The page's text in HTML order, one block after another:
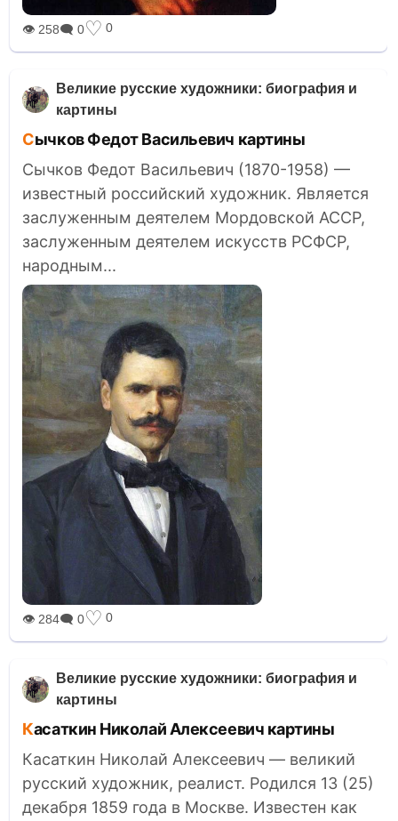
👁 258🗨 0♡ 0
Великие русские художники: биография и
картины
Сычков Федот Васильевич картины
Сычков Федот Васильевич (1870-1958) —
известный российский художник. Является
заслуженным деятелем Мордовской АССР,
заслуженным деятелем искусств РСФСР,
народным...
👁 284🗨 0♡ 0
Великие русские художники: биография и
картины
Касаткин Николай Алексеевич картины
Касаткин Николай Алексеевич — великий
русский художник, реалист. Родился 13 (25)
декабря 1859 года в Москве. Известен как